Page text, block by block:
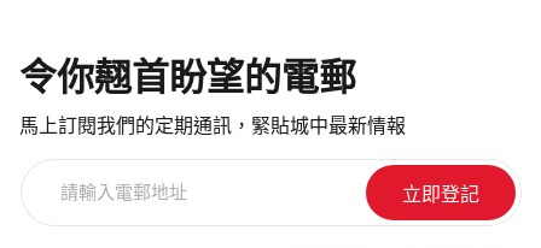
令你翹首盼望的電郵
馬上訂閱我們的定期通訊，緊貼城中最新情報